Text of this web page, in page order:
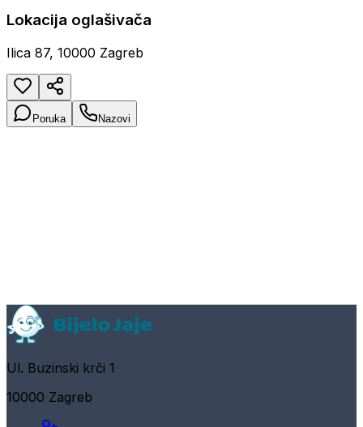
Lokacija oglašivača
Ilica 87, 10000 Zagreb
Poruka Nazovi
Ul. Buzinski krči 1
10000 Zagreb